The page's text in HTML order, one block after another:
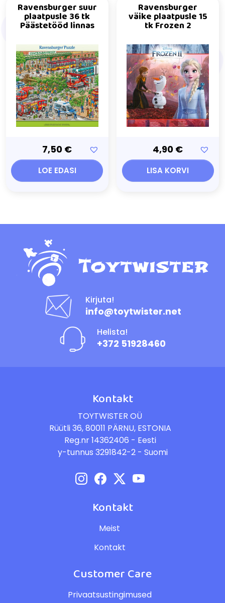
Ravensburger suur
plaatpusle 36 tk
Päästetööd linnas
7,50 €
LOE EDASI
Ravensburger
väike plaatpusle 15
tk Frozen 2
4,90 €
LISA KORVI
Kirjuta!
info@toytwister.net
Helista!
+372 51928460
Kontakt
TOYTWISTER OÜ
Rüütli 36, 80011 PÄRNU, ESTONIA
Reg.nr 14362406 - Eesti
y-tunnus 3291842-2 - Suomi
Kontakt
Meist
Kontakt
Customer Care
Privaatsustingimused